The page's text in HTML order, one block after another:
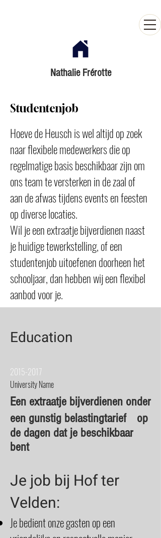
Nathalie Frérotte
Studentenjob
Hoeve de Heusch is wel altijd op zoek
naar flexibele medewerkers die op
regelmatige basis beschikbaar zijn om
ons team te versterken in de zaal of
aan de afwas tijdens events en feesten
op diverse locaties.
Wil je een extraatje bijverdienen naast
je huidige tewerkstelling, of een
studentenjob uitoefenen doorheen het
schooljaar, dan hebben wij een flexibel
aanbod voor je.
Education
2015-2017
University Name
Een extraatje bijverdienen onder
een gunstig belastingtarief op
de dagen dat je beschikbaar
bent
Je job bij Hof ter
Velden:
Je bedient onze gasten op een